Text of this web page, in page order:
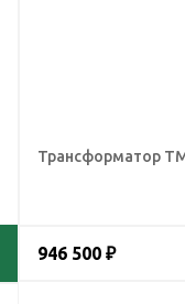
Трансформатор
946 500 ₽